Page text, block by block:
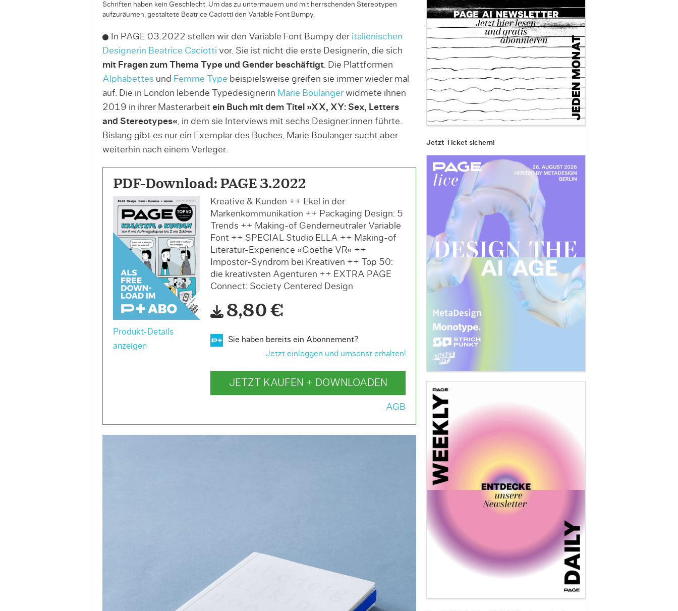
Schriften haben kein Geschlecht. Um das zu untermauern und mit herrschenden Stereotypen
aufzuräumen, gestaltete Beatrice Caciotti den Variable Font Bumpy.
In PAGE 03.2022 stellen wir den Variable Font Bumpy der italienischen
Designerin Beatrice Caciotti vor. Sie ist nicht die erste Designerin, die sich
mit Fragen zum Thema Type und Gender beschäftigt. Die Plattformen
Alphabettes und Femme Type beispielsweise greifen sie immer wieder mal
auf. Die in London lebende Typedesignerin Marie Boulangerwidmete ihnen
2019 in ihrer Masterarbeit ein Buch mit dem Titel »XX, XY: Sex, Letters
and Stereotypes«, in dem sie Interviews mit sechs Designer:innen führte.
Bislang gibt es nur ein Exemplar des Buches, Marie Boulanger sucht aber
weiterhin nach einem Verleger.
PDF-Download: PAGE 3.2022
Produkt-Details
anzeigen
Kreative & Kunden ++ Ekel in der
Markenkommunikation ++ Packaging Design: 5
Trends ++ Making-of Genderneutraler Variable
Font ++ SPECIAL Studio ELLA ++ Making-of
Literatur-Experience »Goethe VR« ++
Impostor-Syndrom bei Kreativen ++ Top 50:
die kreativsten Agenturen ++ EXTRA PAGE
Connect: Society Centered Design
8,80 €
Sie haben bereits ein Abonnement?
Jetzt einloggen und umsonst erhalten!
JETZT KAUFEN + DOWNLOADEN
AGB
Jetzt Ticket sichern!